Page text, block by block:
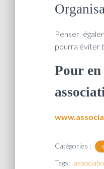
Penser
pourra éviter
Pour
Catégories :
Tags: